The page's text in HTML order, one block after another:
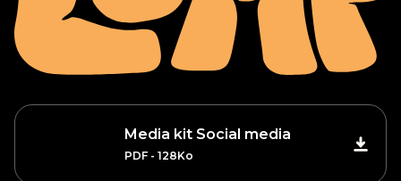
Media kit Social media
PDF - 128Ko